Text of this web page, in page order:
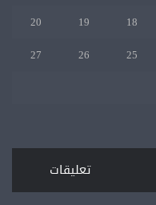
18
19
20
25
26
27
تعليقات